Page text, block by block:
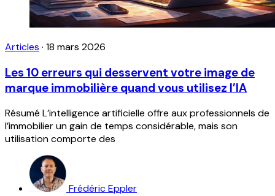
Articles · 18 mars 2026
Les 10 erreurs qui desservent votre image de
marque immobilière quand vous utilisez l’IA
Résumé L’intelligence artificielle offre aux professionnels de
l’immobilier un gain de temps considérable, mais son
utilisation comporte des
Frédéric Eppler